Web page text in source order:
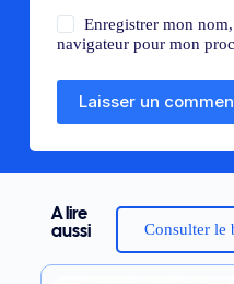
Enregistrer mon
navigateur pour mon
Laisser un
A lire
aussi
Consulter le